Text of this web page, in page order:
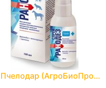
Пчелодар (АгроБиоПром)